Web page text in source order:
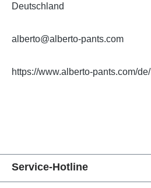
Deutschland
alberto@alberto-pants.com
https://www.alberto-pants.com/de/
Service-Hotline